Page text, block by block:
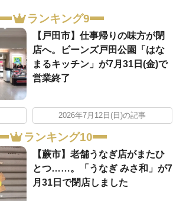
ランキング9
【戸田市】仕事帰りの味方が閉
店へ。ビーンズ戸田公園「はな
まるキッチン」が7月31日(金)で
営業終了
2026年7月12日(日)の記事
ランキング10
【蕨市】老舗うなぎ店がまたひ
とつ……。「うなぎ みさ和」が7
月31日で閉店しました